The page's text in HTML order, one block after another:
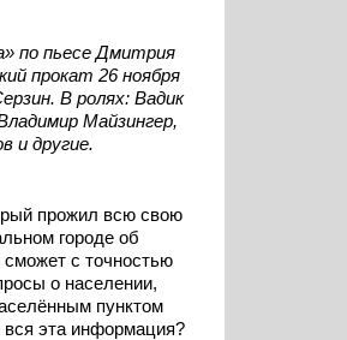
по пьесе Дмитрия
прокат 26 ноября
В ролях: Вадик
Майзингер,
и другие.
прожил всю свою
городе об
сможет с точностью
о населении,
пунктом
вся эта информация?